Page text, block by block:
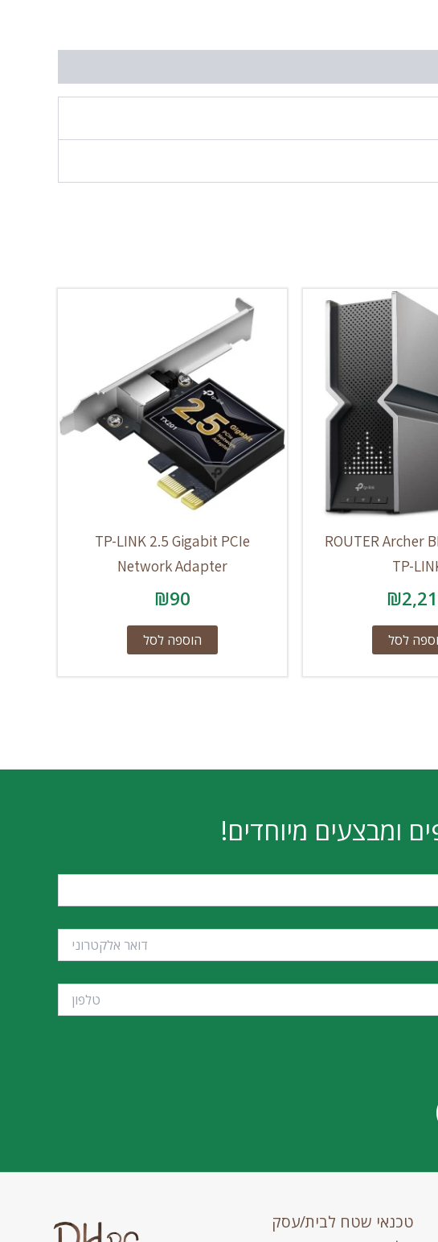
ROUTER Archer
TP-
₪
לסל
TP-LINK 2.5 Gigabit PCIe
Network Adapter
₪90
הוספה לסל
ומבצעים מיוחדים!
טכנאי שטח לבית/עסק